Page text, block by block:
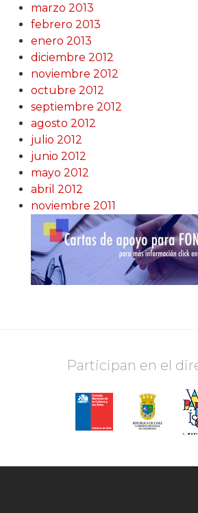
marzo 2013
febrero 2013
enero 2013
diciembre 2012
noviembre 2012
octubre 2012
septiembre 2012
agosto 2012
julio 2012
junio 2012
mayo 2012
abril 2012
noviembre 2011
Participan en el